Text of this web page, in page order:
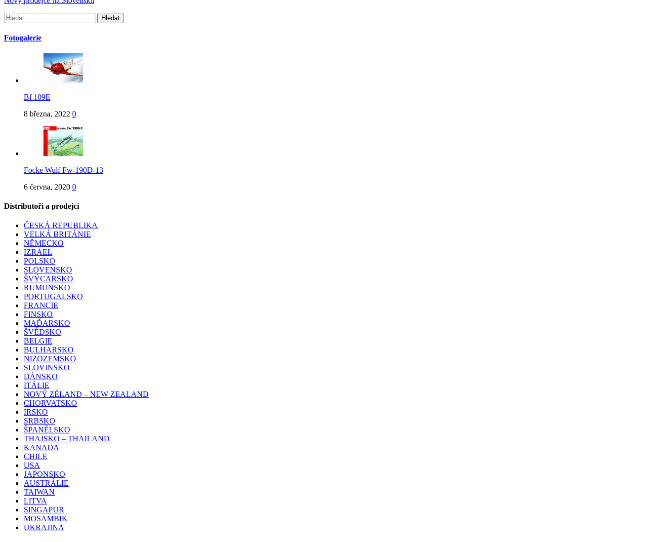
Vyhledávání
Fotogalerie
Bf 109E
8 března, 2022 0
Focke Wulf Fw-190D-13
6 června, 2020 0
Distributoři a prodejci
ČESKÁ REPUBLIKA
VELKÁ BRITÁNIE
NĚMECKO
IZRAEL
POLSKO
SLOVENSKO
ŠVÝCARSKO
RUMUNSKO
PORTUGALSKO
FRANCIE
FINSKO
MAĎARSKO
ŠVÉDSKO
BELGIE
BULHARSKO
NIZOZEMSKO
SLOVINSKO
DÁNSKO
ITÁLIE
NOVÝ ZÉLAND – NEW ZEALAND
CHORVATSKO
IRSKO
SRBSKO
ŠPANĚLSKO
THAJSKO – THAILAND
KANADA
CHILE
USA
JAPONSKO
AUSTRÁLIE
TAIWAN
LITVA
SINGAPUR
MOSAMBIK
UKRAJINA